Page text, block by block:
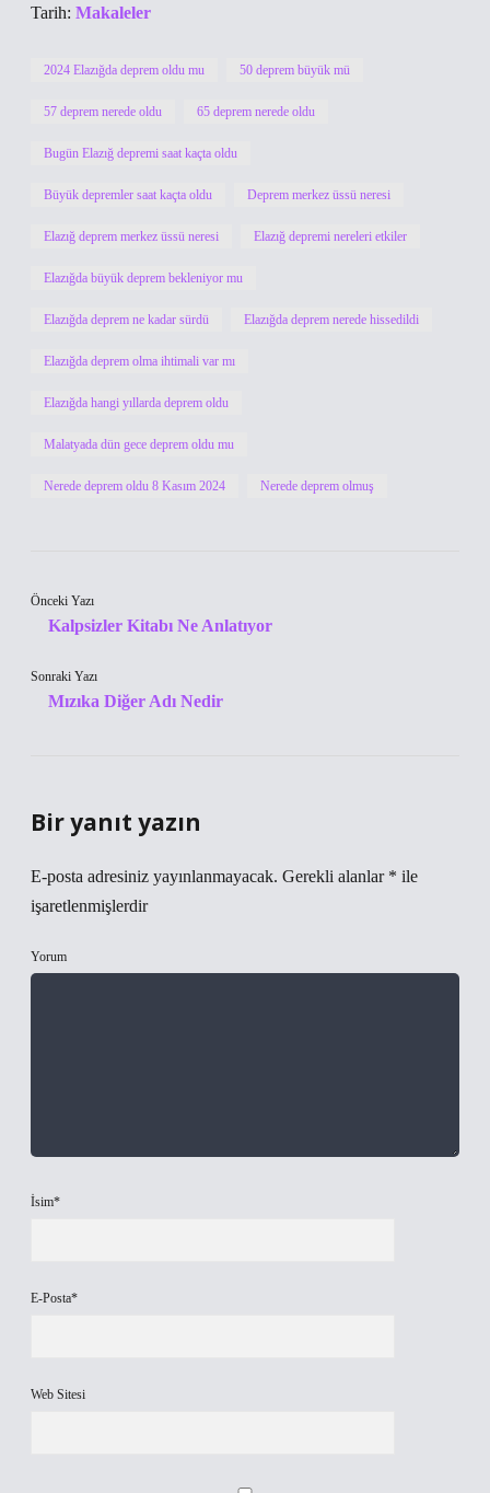
Tarih: Makaleler
2024 Elazığda deprem oldu mu 50 deprem büyük mü
57 deprem nerede oldu 65 deprem nerede oldu
Bugün Elazığ depremi saat kaçta oldu
Büyük depremler saat kaçta oldu Deprem merkez üssü neresi
Elazığ deprem merkez üssü neresi Elazığ depremi nereleri etkiler
Elazığda büyük deprem bekleniyor mu
Elazığda deprem ne kadar sürdü Elazığda deprem nerede hissedildi
Elazığda deprem olma ihtimali var mı
Elazığda hangi yıllarda deprem oldu
Malatyada dün gece deprem oldu mu
Nerede deprem oldu 8 Kasım 2024 Nerede deprem olmuş
Önceki Yazı
Kalpsizler Kitabı Ne Anlatıyor
Sonraki Yazı
Mızıka Diğer Adı Nedir
Bir yanıt yazın
E-posta adresiniz yayınlanmayacak. Gerekli alanlar * ile
işaretlenmişlerdir
Yorum
İsim*
E-Posta*
Web Sitesi